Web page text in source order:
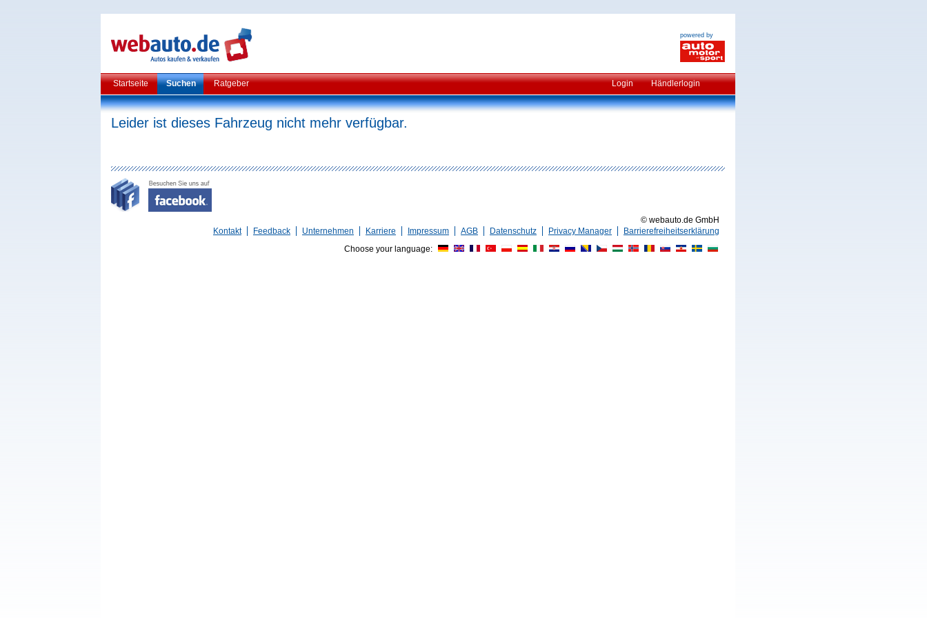
powered by
Startseite Suchen Ratgeber Login Händlerlogin
Leider ist dieses Fahrzeug nicht mehr verfügbar.
© webauto.de GmbH
Kontakt
Feedback Unternehmen Karriere Impressum AGB Datenschutz Privacy Manager
Barrierefreiheitserklärung
Choose your language: